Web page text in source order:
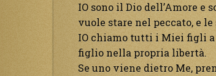
IO sono il Dio dell’Amore e
vuole stare nel peccato, e
IO chiamo tutti i Miei figli a
figlio nella propria libertà.
Se uno viene dietro Me,